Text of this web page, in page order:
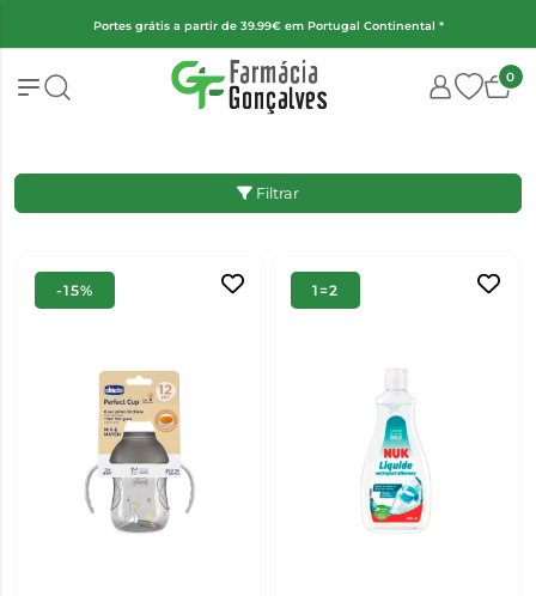
Continental * (Exceto fraldas, alimentação infantil e
0
Filtrar
-15% 1=2